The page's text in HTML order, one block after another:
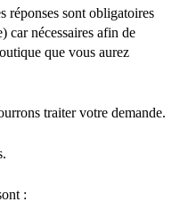
réponses sont obligatoires
car nécessaires afin de
que vous aurez
traiter votre demande.
: